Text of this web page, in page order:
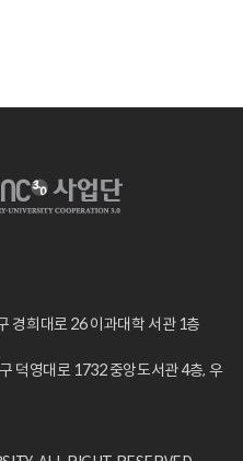
경희대로 26 이과대학 서관 1층
덕영대로 1732 중앙도서관 4층, 우